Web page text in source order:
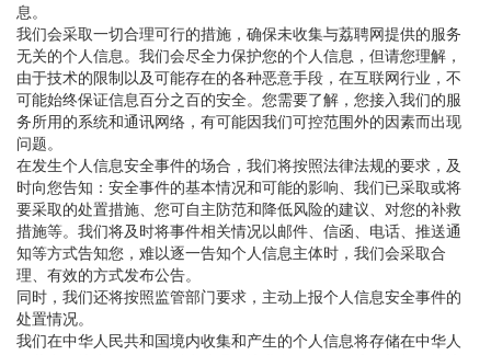
息。
我们会采取一切合理可行的措施，确保未收集与荔聘网提供的服务
无关的个人信息。我们会尽全力保护您的个人信息，但请您理解，
由于技术的限制以及可能存在的各种恶意手段，在互联网行业，不
可能始终保证信息百分之百的安全。您需要了解，您接入我们的服
务所用的系统和通讯网络，有可能因我们可控范围外的因素而出现
问题。
在发生个人信息安全事件的场合，我们将按照法律法规的要求，及
时向您告知：安全事件的基本情况和可能的影响、我们已采取或将
要采取的处置措施、您可自主防范和降低风险的建议、对您的补救
措施等。我们将及时将事件相关情况以邮件、信函、电话、推送通
知等方式告知您，难以逐一告知个人信息主体时，我们会采取合
理、有效的方式发布公告。
同时，我们还将按照监管部门要求，主动上报个人信息安全事件的
处置情况。
我们在中华人民共和国境内收集和产生的个人信息将存储在中华人